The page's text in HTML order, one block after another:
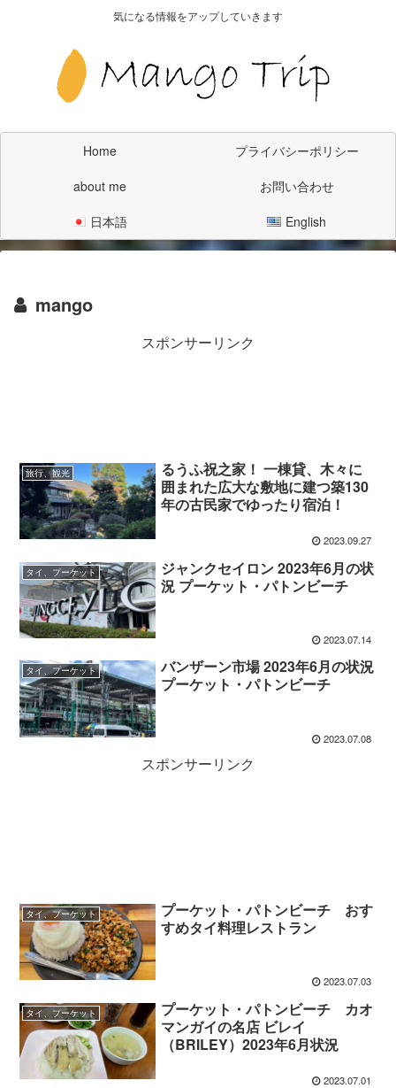
気になる情報をアップしていきます
Home
プライバシーポリシー
about me
お問い合わせ
日本語
English
mango
スポンサーリンク
旅行、観光
るうふ祝之家！ 一棟貸、木々に
囲まれた広大な敷地に建つ築130
年の古民家でゆったり宿泊！
2023.09.27
タイ、プーケット
ジャンクセイロン 2023年6月の状
況 プーケット・パトンビーチ
2023.07.14
タイ、プーケット
バンザーン市場 2023年6月の状況
プーケット・パトンビーチ
2023.07.08
スポンサーリンク
タイ、プーケット
プーケット・パトンビーチ おす
すめタイ料理レストラン
2023.07.03
タイ、プーケット
プーケット・パトンビーチ カオ
マンガイの名店 ビレイ
（BRILEY）2023年6月状況
2023.07.01